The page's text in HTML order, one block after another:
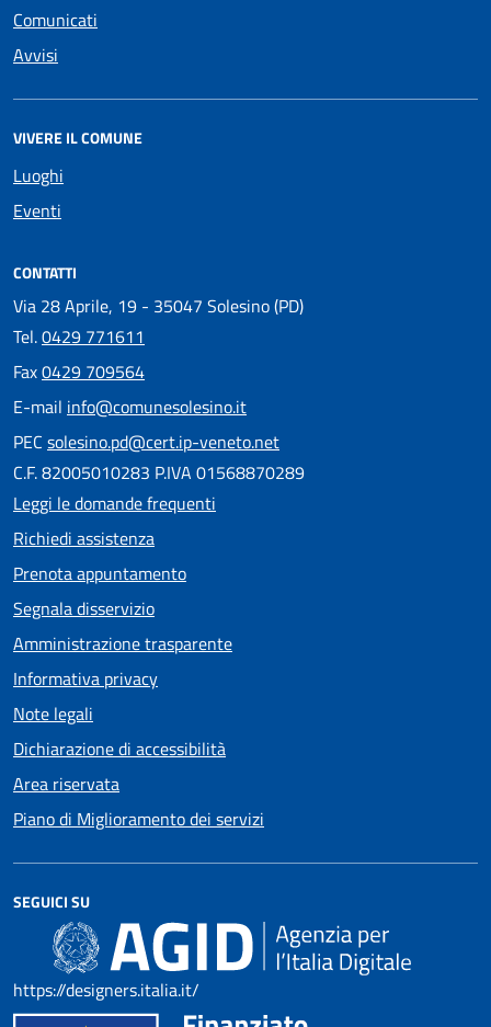
Comunicati
Avvisi
VIVERE IL COMUNE
Luoghi
Eventi
CONTATTI
Via 28 Aprile, 19 - 35047 Solesino (PD)
Tel.0429 771611
Fax0429 709564
E-mail info@comunesolesino.it
PEC solesino.pd@cert.ip-veneto.net
C.F. 82005010283 P.IVA 01568870289
Leggi le domande frequenti
Richiedi assistenza
Prenota appuntamento
Segnala disservizio
Amministrazione trasparente
Informativa privacy
Note legali
Dichiarazione di accessibilità
Area riservata
Piano di Miglioramento dei servizi
SEGUICI SU
https://designers.italia.it/